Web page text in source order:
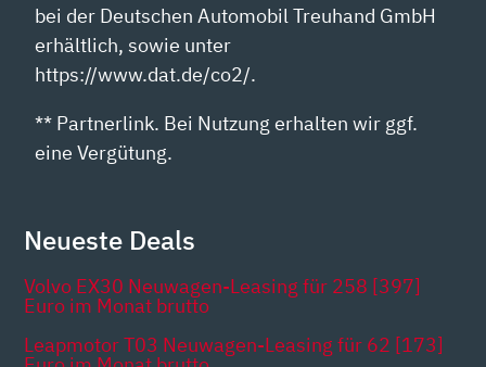
bei der Deutschen Automobil Treuhand GmbH
erhältlich, sowie unter
https://www.dat.de/co2/.
** Partnerlink. Bei Nutzung erhalten wir ggf.
eine Vergütung.
Neueste Deals
Volvo EX30 Neuwagen-Leasing für 258 [397]
Euro im Monat brutto
Leapmotor T03 Neuwagen-Leasing für 62 [173]